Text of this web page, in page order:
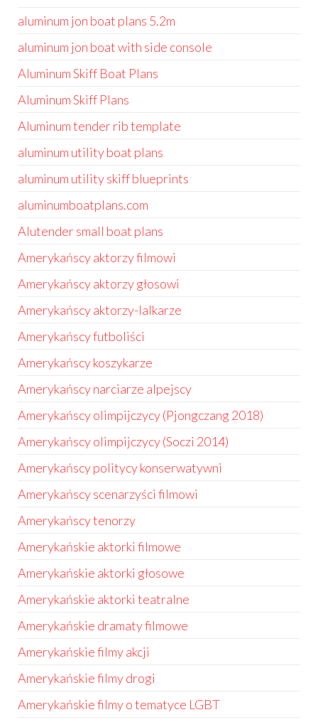
aluminum jon boat plans 5.2m
aluminum jon boat with side console
Aluminum Skiff Boat Plans
Aluminum Skiff Plans
Aluminum tender rib template
aluminum utility boat plans
aluminum utility skiff blueprints
aluminumboatplans.com
Alutender small boat plans
Amerykańscy aktorzy filmowi
Amerykańscy aktorzy głosowi
Amerykańscy aktorzy-lalkarze
Amerykańscy futboliści
Amerykańscy koszykarze
Amerykańscy narciarze alpejscy
Amerykańscy olimpijczycy (Pjongczang 2018)
Amerykańscy olimpijczycy (Soczi 2014)
Amerykańscy politycy konserwatywni
Amerykańscy scenarzyści filmowi
Amerykańscy tenorzy
Amerykańskie aktorki filmowe
Amerykańskie aktorki głosowe
Amerykańskie aktorki teatralne
Amerykańskie dramaty filmowe
Amerykańskie filmy akcji
Amerykańskie filmy drogi
Amerykańskie filmy o tematyce LGBT